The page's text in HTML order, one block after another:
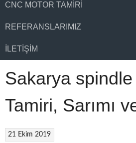
CNC MOTOR TAMIRI
REFERANSLARIMIZ
İLETIŞIM
Sakarya
Tamiri, Sarımı
21 Ekim 2019